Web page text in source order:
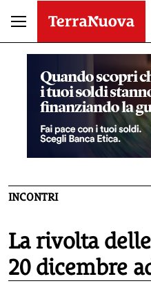
INCONTRI
La rivolta
20 dicembre